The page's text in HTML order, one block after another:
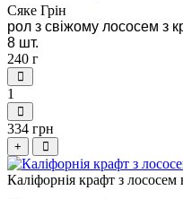
Сяке Грін
рол з свіжому лососем з
8 шт.
240 г
1
334 грн
+
Каліфорнія крафт з лососем